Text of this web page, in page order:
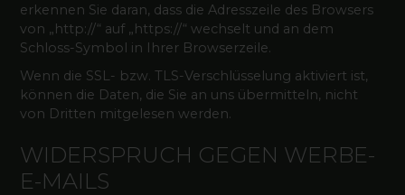
erkennen Sie daran, dass die Adresszeile des Browsers
von „http://“ auf „https://“ wechselt und an dem
Schloss-Symbol in Ihrer Browserzeile.
Wenn die SSL- bzw. TLS-Verschlüsselung aktiviert ist,
können die Daten, die Sie an uns übermitteln, nicht
von Dritten mitgelesen werden.
WIDERSPRUCH GEGEN WERBE-
E-MAILS